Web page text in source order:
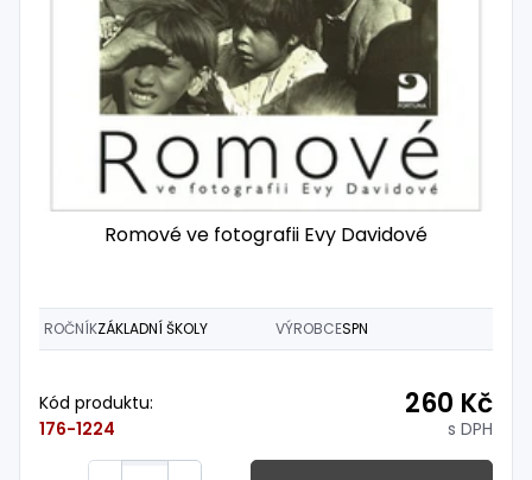
Romové ve fotografii Evy Davidové
ROČNÍKZÁKLADNÍ ŠKOLY VÝROBCESPN
Kód produktu:
176-1224
260 Kč
s DPH